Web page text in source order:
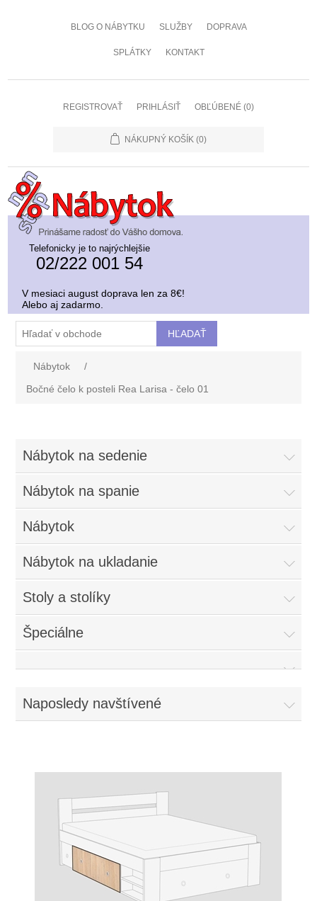
BLOG O NÁBYTKU SLUŽBY DOPRAVA
SPLÁTKY KONTAKT
REGISTROVAŤ PRIHLÁSIŤ OBĽÚBENÉ (0)
NÁKUPNÝ KOŠÍK (0)
Telefonicky je to najrýchlejšie
02/222 001 54
V mesiaci august doprava len za 8€!
Alebo aj zadarmo.
Nábytok
/
Bočné čelo k posteli Rea Larisa - čelo 01
Nábytok na sedenie
Nábytok na spanie
Nábytok
Nábytok na ukladanie
Stoly a stolíky
Špeciálne
Naposledy navštívené